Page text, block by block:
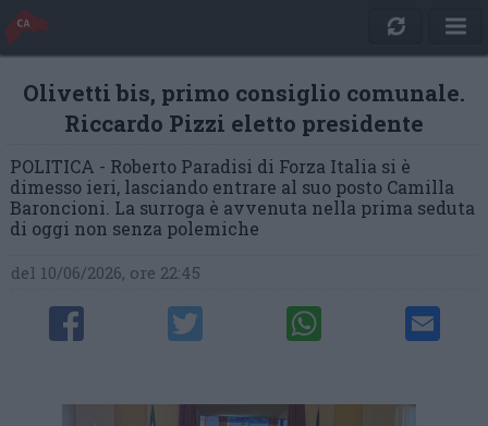
Olivetti bis, primo consiglio comunale.
Riccardo Pizzi eletto presidente
POLITICA - Roberto Paradisi di Forza Italia si è
dimesso ieri, lasciando entrare al suo posto Camilla
Baroncioni. La surroga è avvenuta nella prima seduta
di oggi non senza polemiche
del 10/06/2026, ore 22:45